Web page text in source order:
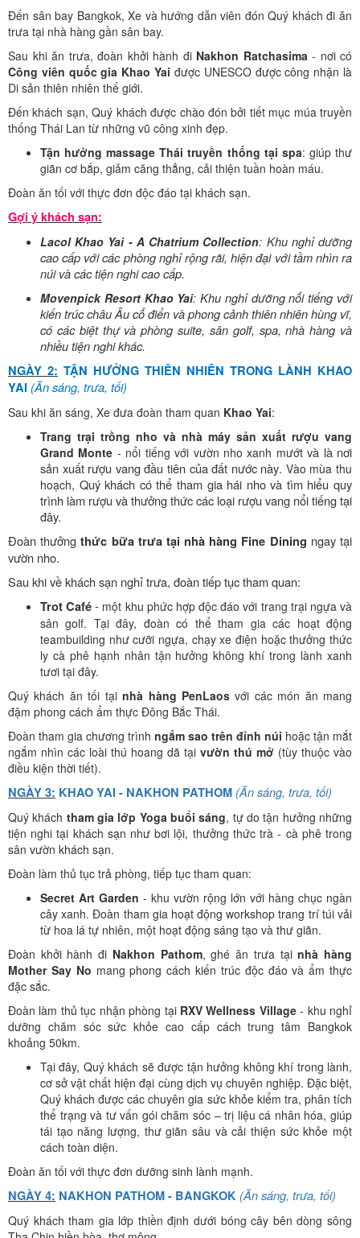
Đến sân bay Bangkok, Xe và hướng dẫn viên đón Quý khách đi ăn
trưa tại nhà hàng gần sân bay.
Sau khi ăn trưa, đoàn khởi hành đi Nakhon Ratchasima- nơi có
Công viên quốc gia Khao Yai được UNESCO được công nhận là
Di sản thiên nhiên thế giới.
Đến khách sạn, Quý khách được chào đón bởi tiết mục múa truyền
thống Thái Lan từ những vũ công xinh đẹp.
Tận hưởng massage Thái truyền thống tại spa: giúp thư
giãn cơ bắp, giảm căng thẳng, cải thiện tuần hoàn máu.
Đoàn ăn tối với thực đơn độc đáo tại khách sạn.
Gợi ý khách sạn:
Lacol Khao Yai - A Chatrium Collection: Khu nghỉ dưỡng
cao cấp với các phòng nghỉ rộng rãi, hiện đại với tầm nhìn ra
núi và các tiện nghi cao cấp.
Movenpick Resort Khao Yai:Khu nghỉ dưỡng nổi tiếng với
kiến trúc châu Âu cổ điển và phong cảnh thiên nhiên hùng vĩ,
có các biệt thự và phòng suite, sân golf, spa, nhà hàng và
nhiều tiện nghi khác.
NGÀY 2: TẬN HƯỞNG THIÊN NHIÊN TRONG LÀNH KHAO
YAI (Ăn sáng, trưa, tối)
Sau khi ăn sáng, Xe đưa đoàn tham quan Khao Yai:
Trang trại trồng nho và nhà máy sản xuất rượu vang
Grand Monte - nổi tiếng với vườn nho xanh mướtvà là nơi
sản xuất rượu vang đầu tiên của đất nước này. Vào mùa thu
hoạch, Quý khách có thể tham gia hái nho và tìm hiểu quy
trình làm rượu và thưởng thức các loại rượu vang nổi tiếng tại
đây.
Đoàn thưởngthức bữa trưa tại nhà hàng Fine Dining ngay tại
vườn nho.
Sau khi về khách sạn nghỉ trưa, đoàn tiếp tục tham quan:
Trot Café- một khu phức hợp độc đáo với trang trại ngựa và
sân golf. Tại đây, đoàn có thể tham gia các hoạt động
teambuilding như cưỡi ngựa, chạy xe điện hoặc thưởng thức
ly cà phê hạnh nhân tận hưởng không khí trong lành xanh
tươi tại đây.
Quý khách ăn tối tạinhà hàng PenLaosvới các món ăn mang
đậm phong cách ẩm thực Đông Bắc Thái.
Đoàn tham gia chương trình ngắm sao trên đỉnh núi hoặc tận mắt
ngắm nhìn các loài thú hoang dã tại vườn thú mở (tùy thuộc vào
điều kiện thời tiết).
NGÀY 3: KHAO YAI - NAKHON PATHOM (Ăn sáng, trưa, tối)
Quý khách tham gia lớp Yoga buổi sáng, tự do tận hưởng những
tiện nghi tại khách sạn như bơi lội, thưởng thức trà - cà phê trong
sân vườn khách sạn.
Đoàn làm thủ tục trả phòng, tiếp tục tham quan:
Secret Art Garden - khu vườn rộng lớn với hàng chục ngàn
cây xanh. Đoàn tham gia hoạt động workshop trang trí túi vải
từ hoa lá tự nhiên, một hoạt động sáng tạo và thư giãn.
Đoàn khởi hành đi Nakhon Pathom, ghé ăn trưa tạinhà hàng
Mother Say No mang phong cách kiến trúc độc đáo và ẩm thực
đặc sắc.
Đoàn làm thủ tục nhận phòng tại RXV Wellness Village- khu nghỉ
dưỡng chăm sóc sức khỏe cao cấp cách trung tâm Bangkok
khoảng 50km.
Tại đây, Quý khách sẽ được tận hưởng không khí trong lành,
cơ sở vật chất hiện đại cùng dịch vụ chuyên nghiệp. Đặc biệt,
Quý khách được các chuyên gia sức khỏe kiểm tra, phân tích
thể trạng và tư vấn gói chăm sóc – trị liệu cá nhân hóa, giúp
tái tạo năng lượng, thư giãn sâu và cải thiện sức khỏe một
cách toàn diện.
Đoàn ăn tối với thực đơn dưỡng sinh lành mạnh.
NGÀY 4: NAKHON PATHOM - BANGKOK (Ăn sáng, trưa, tối)
Quý khách tham gia lớp thiền định dưới bóng cây bên dòng sông